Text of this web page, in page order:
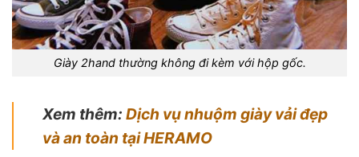
Giày 2hand thường không đi kèm với hộp gốc.
Xem thêm: Dịch vụ nhuộm giày vải đẹp
và an toàn tại HERAMO